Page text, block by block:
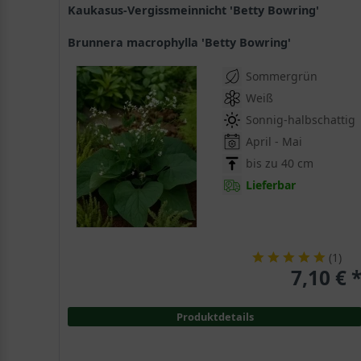
Kaukasus-Vergissmeinnicht 'Betty Bowring'
Brunnera macrophylla 'Betty Bowring'
Sommergrün
Weiß
Sonnig-halbschattig
April - Mai
bis zu 40 cm
Lieferbar
(1 )
7,10 €
Produktdetails